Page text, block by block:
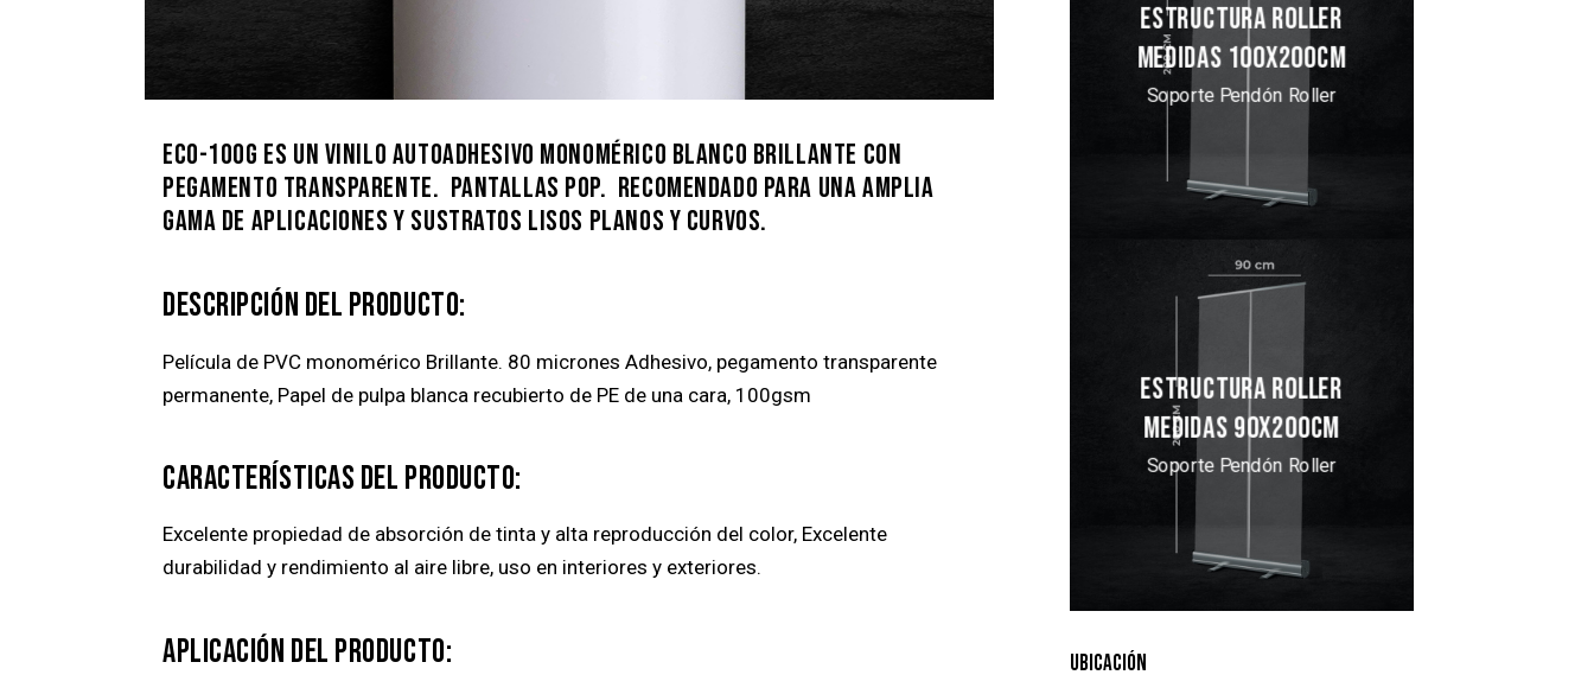
ECO-100G ES UN VINILO AUTOADHESIVO MONOMÉRICO BLANCO BRILLANTE CON
PEGAMENTO TRANSPARENTE. PANTALLAS POP. RECOMENDADO PARA UNA AMPLIA
GAMA DE APLICACIONES Y SUSTRATOS LISOS PLANOS Y CURVOS.
DESCRIPCIÓN DEL PRODUCTO:
Película de PVC monomérico Brillante. 80 micrones Adhesivo, pegamento transparente
permanente, Papel de pulpa blanca recubierto de PE de una cara, 100gsm
CARACTERÍSTICAS DEL PRODUCTO:
Excelente propiedad de absorción de tinta y alta reproducción del color, Excelente
durabilidad y rendimiento al aire libre, uso en interiores y exteriores.
APLICACIÓN DEL PRODUCTO:
ESTRUCTURA ROLLER
MEDIDAS 100X200CM
Soporte Pendón Roller
ESTRUCTURA ROLLER
MEDIDAS 90X200CM
Soporte Pendón Roller
UBICACIÓN